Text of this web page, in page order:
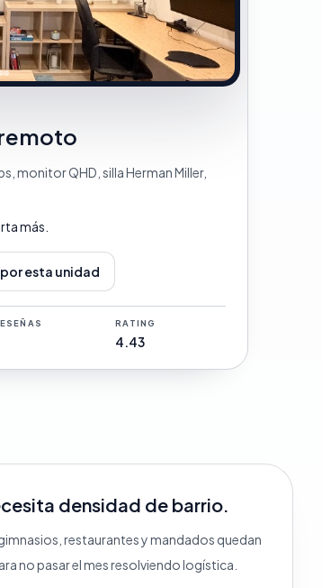
monitor QHD, silla Herman Miller,
más.
esta unidad
RATING
4.43
densidad de barrio.
restaurantes y mandados quedan
no pasar el mes resolviendo logística.